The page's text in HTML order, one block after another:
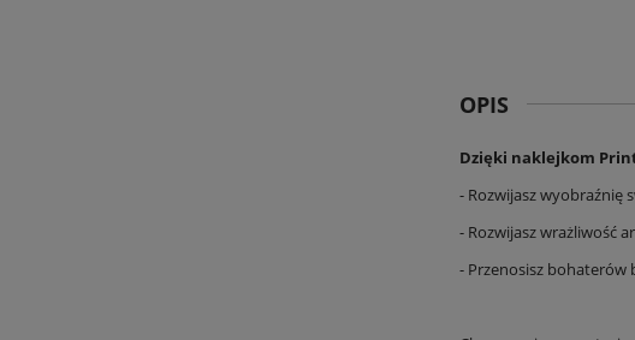
OPIS
Dzięki naklejkom
- Rozwijasz wyobraźnię
- Rozwijasz wrażliwość
- Przenosisz bohaterów